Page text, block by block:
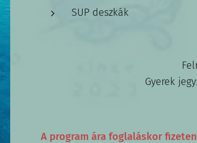
SUP deszkák
Gyerek
A program ára foglaláskor